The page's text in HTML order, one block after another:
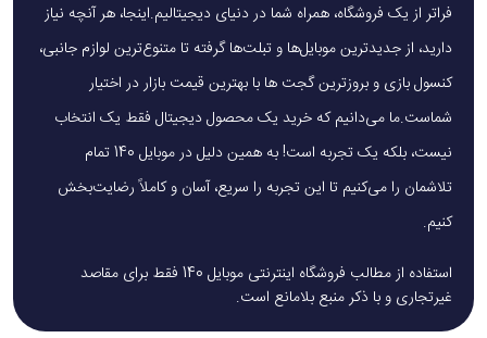
فراتر از یک فروشگاه، همراه شما در دنیای دیجیتالیم.اینجا، هر آنچه نیاز
دارید، از جدیدترین موبایل‌ها و تبلت‌ها گرفته تا متنوع‌ترین لوازم جانبی،
کنسول بازی و بروزترین گجت ها با بهترین قیمت بازار در اختیار
شماست.ما می‌دانیم که خرید یک محصول دیجیتال فقط یک انتخاب
نیست، بلکه یک تجربه است! به همین دلیل در موبایل 140 تمام
تلاشمان را می‌کنیم تا این تجربه را سریع، آسان و کاملاً رضایت‌بخش
کنیم.
استفاده از مطالب فروشگاه اینترنتی موبایل 140 فقط برای مقاصد
غیرتجاری و با ذکر منبع بلامانع است.